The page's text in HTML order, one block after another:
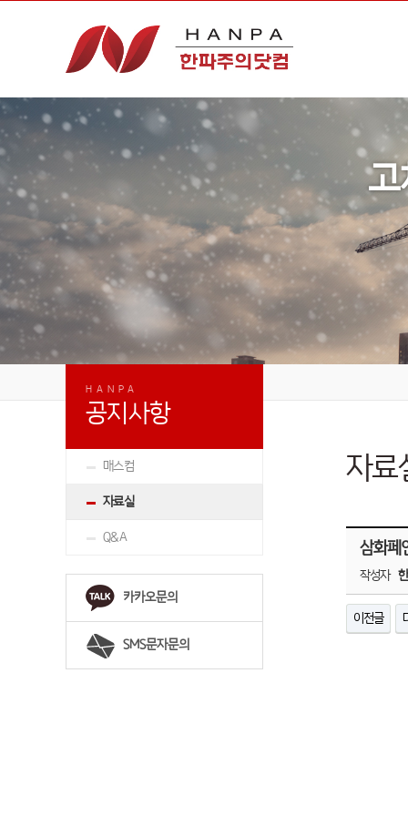
HANPA
공지사항
매스컴
자료실
Q&A
카카오문의
SMS문자문의
자료
삼화페
작성자
이전글